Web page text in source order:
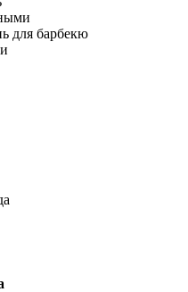
для барбекю